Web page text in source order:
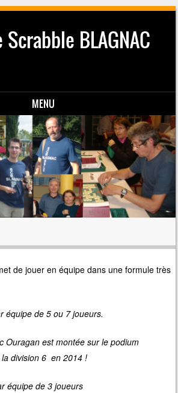
BLAGNAC
MENU
de jouer en équipe dans une formule très
équipe de 5 ou 7 joueurs.
Ouragan est montée sur le podium
division 6 en 2014 !
équipe de 3 joueurs